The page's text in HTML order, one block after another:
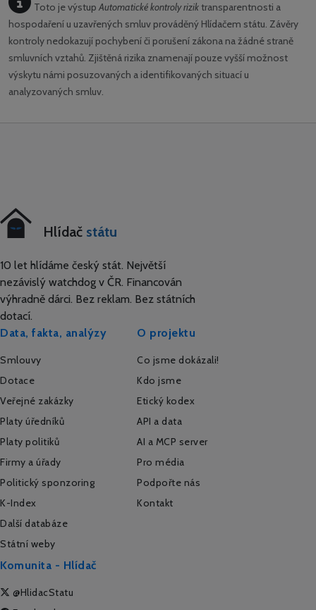
Toto je výstup Automatické kontroly riziktransparentnosti a
hospodaření u uzavřených smluv prováděný Hlídačem státu. Závěry
kontroly nedokazují pochybení či porušení zákona na žádné straně
smluvních vztahů. Zjištěná rizika znamenají pouze vyšší možnost
výskytu námi posuzovaných a identifikovaných situací u
analyzovaných smluv.
Hlídač státu
10 let hlídáme český stát. Největší
nezávislý watchdog v ČR. Financován
výhradně dárci. Bez reklam. Bez státních
dotací.
Data, fakta, analýzy
Smlouvy
Dotace
Veřejné zakázky
Platy úředníků
Platy politiků
Firmy a úřady
Politický sponzoring
K-Index
Další databáze
Státní weby
O projektu
Co jsme dokázali!
Kdo jsme
Etický kodex
API a data
AI a MCP server
Pro média
Podpořte nás
Kontakt
Komunita - Hlídač
@HlidacStatu